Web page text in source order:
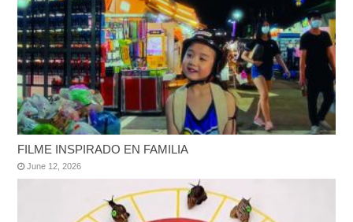
FILME INSPIRADO EN FAMILIA
June 12, 2026